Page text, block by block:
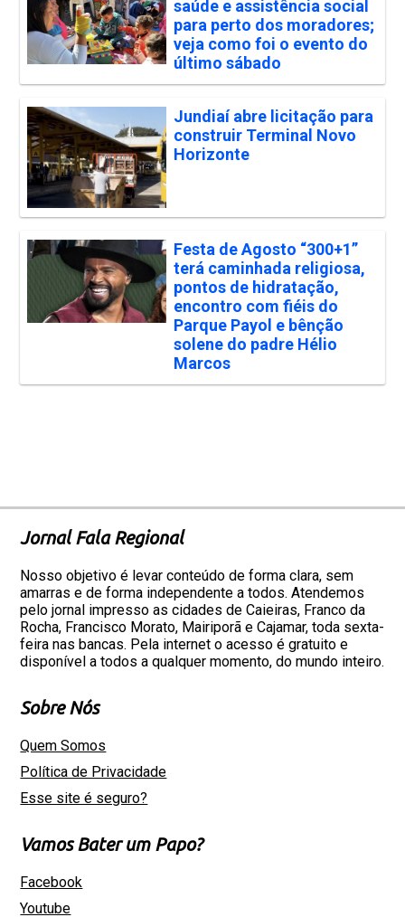
saúde e assistência social
para perto dos moradores;
veja como foi o evento do
último sábado
Jundiaí abre licitação para
construir Terminal Novo
Horizonte
Festa de Agosto “300+1”
terá caminhada religiosa,
pontos de hidratação,
encontro com fiéis do
Parque Payol e bênção
solene do padre Hélio
Marcos
Jornal Fala Regional
Nosso objetivo é levar conteúdo de forma clara, sem
amarras e de forma independente a todos. Atendemos
pelo jornal impresso as cidades de Caieiras, Franco da
Rocha, Francisco Morato, Mairiporã e Cajamar, toda sexta-
feira nas bancas. Pela internet o acesso é gratuito e
disponível a todos a qualquer momento, do mundo inteiro.
Sobre Nós
Quem Somos
Política de Privacidade
Esse site é seguro?
Vamos Bater um Papo?
Facebook
Youtube